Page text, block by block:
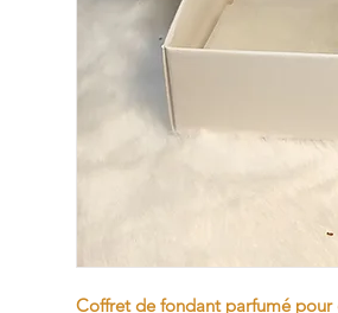
Coffret de fondant parfumé pour